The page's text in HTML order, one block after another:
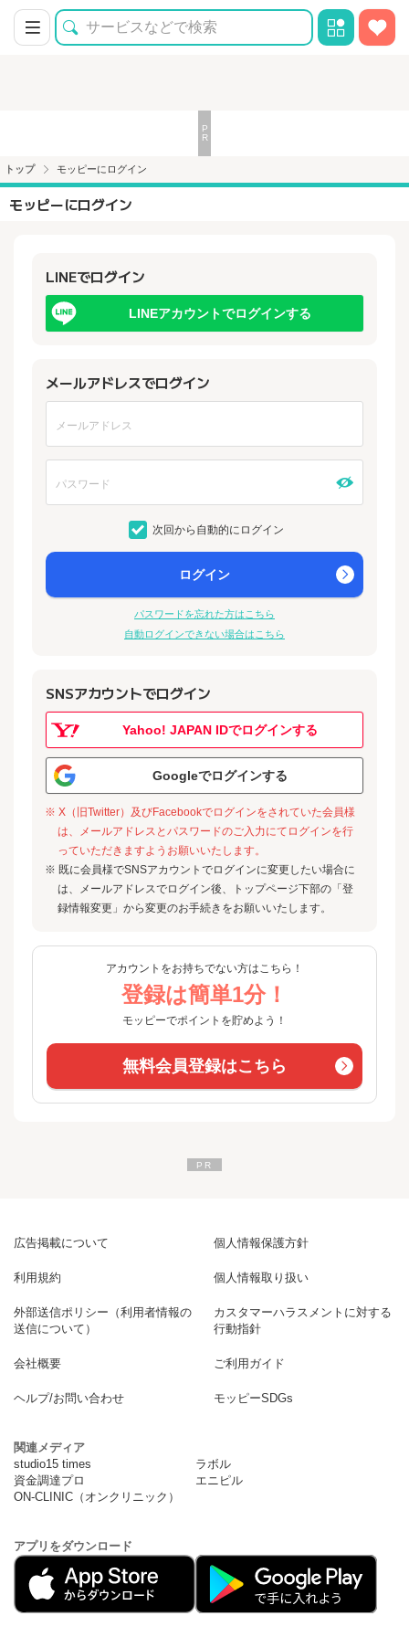
トップ モッピーにログイン
モッピーにログイン
LINEでログイン
LINEアカウントでログインする
メールアドレスでログイン
次回から自動的にログイン
ログイン
パスワードを忘れた方はこちら
自動ログインできない場合はこちら
SNSアカウントでログイン
Yahoo! JAPAN IDでログインする
Googleでログインする
※ X（旧Twitter）及びFacebookでログインをされていた会員様
は、メールアドレスとパスワードのご入力にてログインを行
っていただきますようお願いいたします。
※ 既に会員様でSNSアカウントでログインに変更したい場合に
は、メールアドレスでログイン後、トップページ下部の「登
録情報変更」から変更のお手続きをお願いいたします。
アカウントをお持ちでない方はこちら！
登録は簡単1分！
モッピーでポイントを貯めよう！
無料会員登録はこちら
広告掲載について 個人情報保護方針
利用規約 個人情報取り扱い
外部送信ポリシー（利用者情報の
送信について）
カスタマーハラスメントに対する
行動指針
会社概要 ご利用ガイド
ヘルプ/お問い合わせ モッピーSDGs
関連メディア
studio15 times
ラボル
資金調達プロ
エニピル
ON-CLINIC（オンクリニック）
アプリをダウンロード